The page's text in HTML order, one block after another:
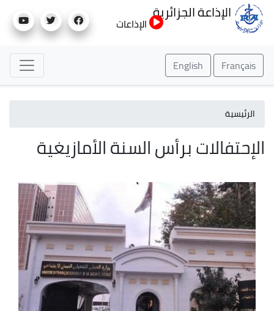
إلى
الإذاعة الجزائرية
الإذاعات
Français
English
الرئيسية
الإحتفالات برأس السنة الأمازيغية